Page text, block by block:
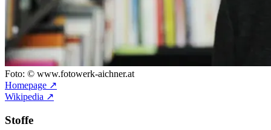
Foto: © www.fotowerk-aichner.at
Homepage ↗
Wikipedia ↗
Stoffe